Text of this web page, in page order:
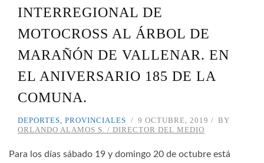
INTERREGIONAL DE
MOTOCROSS AL ÁRBOL DE
MARAÑÓN DE VALLENAR. EN
EL ANIVERSARIO 185 DE LA
COMUNA.
DEPORTES, PROVINCIALES 9 OCTUBRE, 2019
BY
ORLANDO ALAMOS S. / DIRECTOR DEL MEDIO
Para los días sábado 19 y domingo 20 de octubre está